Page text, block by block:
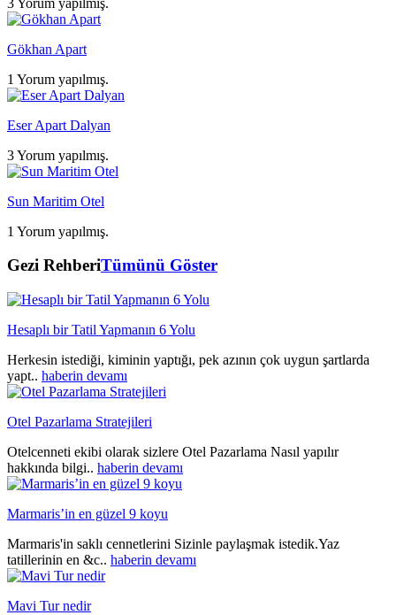
Gökhan Apart
1 Yorum yapılmış.
Eser Apart Dalyan
3 Yorum yapılmış.
Sun Maritim Otel
1 Yorum yapılmış.
Gezi RehberiTümünü Göster
Hesaplı bir Tatil Yapmanın 6 Yolu
Herkesin istediği, kiminin yaptığı, pek azının çok uygun şartlarda
yapt.. haberin devamı
Otel Pazarlama Stratejileri
Otelcenneti ekibi olarak sizlere Otel Pazarlama Nasıl yapılır
hakkında bilgi.. haberin devamı
Marmaris’in en güzel 9 koyu
Marmaris'in saklı cennetlerini Sizinle paylaşmak istedik.Yaz
tatillerinin en &c.. haberin devamı
Mavi Tur nedir